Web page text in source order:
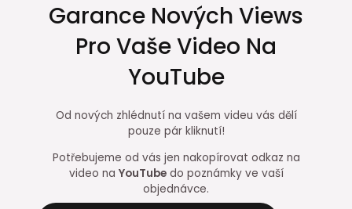
Garance Nových Views
Pro Vaše Video Na
YouTube
Od nových zhlédnutí na vašem videu vás dělí
pouze pár kliknutí!
Potřebujeme od vás jen nakopírovat odkaz na
video na YouTubedo poznámky ve vaší
objednávce.